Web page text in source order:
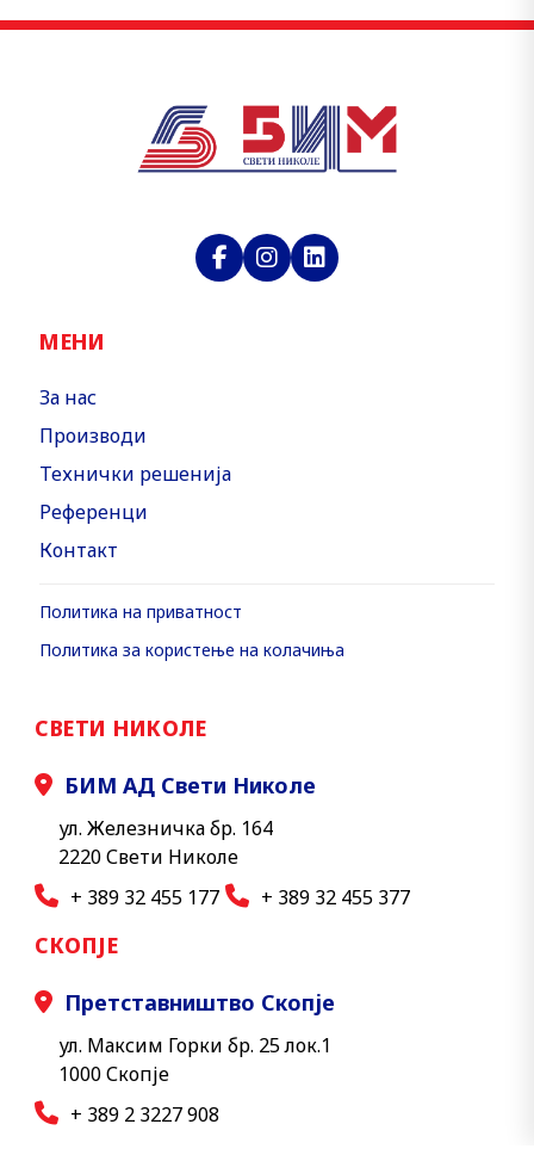
МЕНИ
За нас
Производи
Технички решенија
Референци
Контакт
Политика на приватност
Политика за користење на колачиња
СВЕТИ НИКОЛЕ
БИМ АД Свети Николе
ул. Железничка бр. 164
2220 Свети Николе
+ 389 32 455 177
+ 389 32 455 377
СКОПЈЕ
Претставништво Скопје
ул. Максим Горки бр. 25 лок.1
1000 Скопје
+ 389 2 3227 908